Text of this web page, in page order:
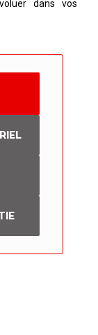
dans vos